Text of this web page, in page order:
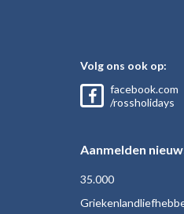
Volg ons ook op:
facebook.com
/rossholidays
Aanmelden
35.000